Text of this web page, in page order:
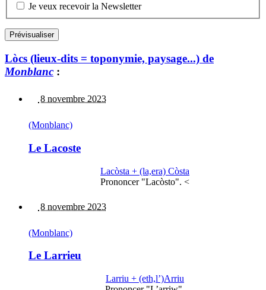
Je veux recevoir la Newsletter
Lòcs (lieux-dits = toponymie, paysage...) de
Monblanc :
8 novembre 2023
(Monblanc)
Le Lacoste
Lacòsta + (la,era) Còsta
Prononcer "Lacòsto". <
8 novembre 2023
(Monblanc)
Le Larrieu
Larriu + (eth,l’)Arriu